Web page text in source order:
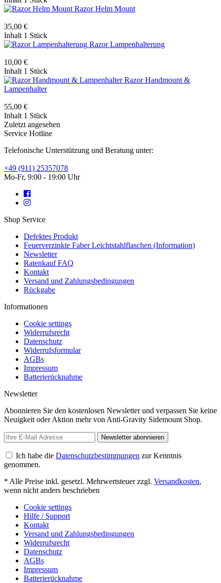
Razor Helm Mount
35,00 €
Inhalt 1 Stück
Razor Lampenhalterung
10,00 €
Inhalt 1 Stück
Razor Handmount &
Lampenhalter
55,00 €
Inhalt 1 Stück
Zuletzt angesehen
Service Hotline
Telefonische Unterstützung und Beratung unter:
+49 (911) 25357078
Mo-Fr, 9:00 - 19:00 Uhr
Shop Service
Defektes Produkt
Feuerverzinkte Faber Leichtstahlflaschen (Information)
Newsletter
Ratenkauf FAQ
Kontakt
Versand und Zahlungsbedingungen
Rückgabe
Informationen
Cookie settings
Widerrufsrecht
Datenschutz
Widerrufsformular
AGBs
Impressum
Batterierücknahme
Newsletter
Abonnieren Sie den kostenlosen Newsletter und verpassen Sie keine
Neuigkeit oder Aktion mehr von Anti-Gravity Sidemount Shop.
Newsletter abonnieren
Ich habe die Datenschutzbestimmungen zur Kenntnis
genommen.
* Alle Preise inkl. gesetzl. Mehrwertsteuer zzgl. Versandkosten,
wenn nicht anders beschrieben
Cookie settings
Hilfe / Support
Kontakt
Versand und Zahlungsbedingungen
Widerrufsrecht
Datenschutz
AGBs
Impressum
Batterierücknahme